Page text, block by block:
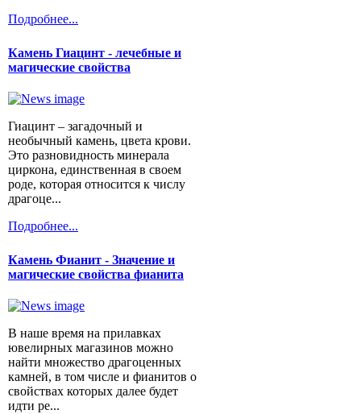
Подробнее...
Камень Гиацинт - лечебные и
магические свойства
Гиацинт – загадочный и
необычный камень, цвета крови.
Это разновидность минерала
циркона, единственная в своем
роде, которая относится к числу
драгоце...
Подробнее...
Камень Фианит - Значение и
магические свойства фианита
В наше время на прилавках
ювелирных магазинов можно
найти множество драгоценных
камней, в том числе и фианитов о
свойствах которых далее будет
идти ре...